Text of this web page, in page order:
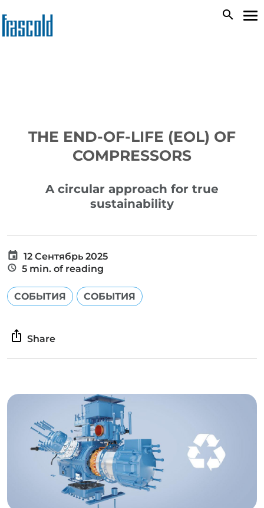
to
main
search
THE END-OF-LIFE (EOL) OF
COMPRESSORS
A circular approach for true
sustainability
12 Сентябрь 2025
5 min. of reading
СОБЫТИЯ СОБЫТИЯ
Share